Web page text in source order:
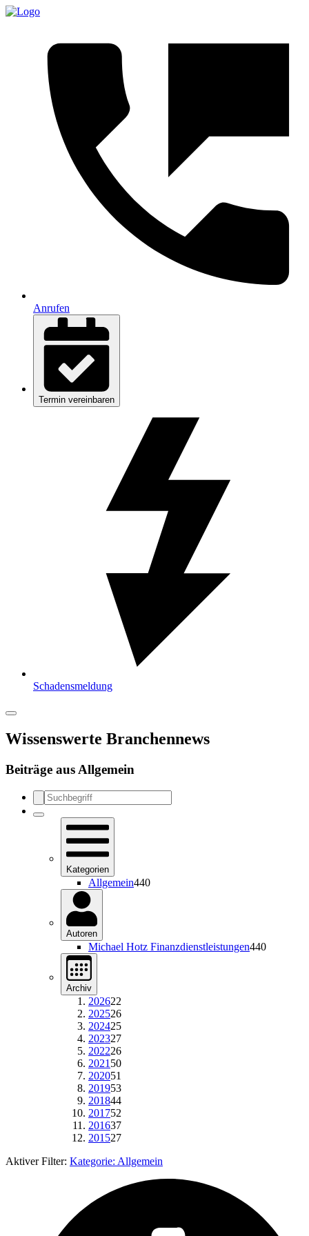
Anrufen
Termin vereinbaren
Schadensmeldung
Wissenswerte Branchennews
Beiträge aus Allgemein
Kategorien
Allgemein440
Autoren
Michael Hotz Finanzdienstleistungen440
Archiv
202622
202526
202425
202327
202226
2021 50
202051
201953
201844
201752
201637
201527
Aktiver Filter: Kategorie: Allgemein